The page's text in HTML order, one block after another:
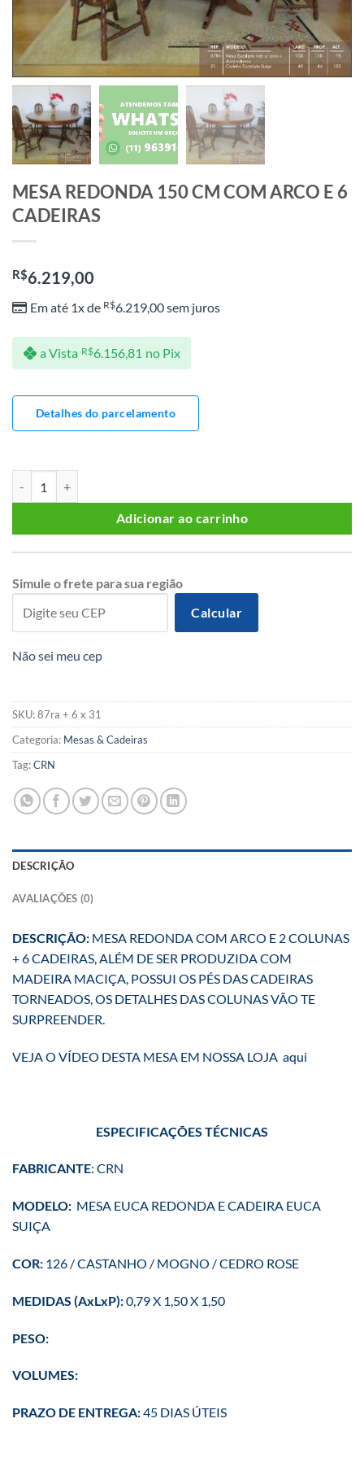
MESA REDONDA 150 CM COM ARCO E 6
CADEIRAS
R$6.219,00
Em até 1x de R$6.219,00sem juros
a Vista R$6.156,81 no Pix
Detalhes do parcelamento
Adicionar ao carrinho
Simule o frete para sua região
Calcular
Não sei meu cep
SKU:87ra + 6 x 31
Categoria: Mesas & Cadeiras
Tag:CRN
DESCRIÇÃO
AVALIAÇÕES (0)
DESCRIÇÃO: MESA REDONDA COM ARCO E 2 COLUNAS
+ 6 CADEIRAS, ALÉM DE SER PRODUZIDA COM
MADEIRA MACIÇA, POSSUI OS PÉS DAS CADEIRAS
TORNEADOS, OS DETALHES DAS COLUNAS VÃO TE
SURPREENDER.
VEJA O VÍDEO DESTA MESA EM NOSSA LOJA aqui
ESPECIFICAÇÕES TÉCNICAS
FABRICANTE: CRN
MODELO: MESA EUCA REDONDA E CADEIRA EUCA
SUIÇA
COR: 126 / CASTANHO / MOGNO / CEDRO ROSE
MEDIDAS (AxLxP):0,79 X 1,50 X 1,50
PESO:
VOLUMES:
PRAZO DE ENTREGA:45 DIAS ÚTEIS